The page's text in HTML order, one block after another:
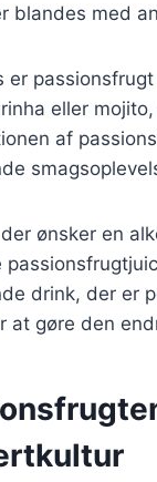
blandes med
er
eller
af
ønsker en
drink, der er
at gøre den